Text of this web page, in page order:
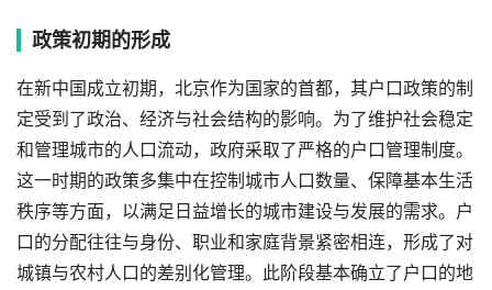
政策初期的形成
在新中国成立初期，北京作为国家的首都，其户口政策的制
定受到了政治、经济与社会结构的影响。为了维护社会稳定
和管理城市的人口流动，政府采取了严格的户口管理制度。
这一时期的政策多集中在控制城市人口数量、保障基本生活
秩序等方面，以满足日益增长的城市建设与发展的需求。户
口的分配往往与身份、职业和家庭背景紧密相连，形成了对
城镇与农村人口的差别化管理。此阶段基本确立了户口的地